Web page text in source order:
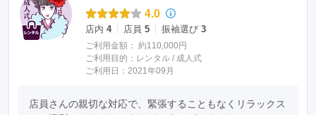
4.0
店内 4 店員 5 振袖選び 3
ご利用金額： 約110,000円
ご利用目的： レンタル / 成人式
ご利用日：2021年09月
店員さんの親切な対応で、緊張することもなくリラックス